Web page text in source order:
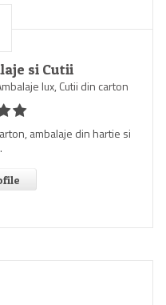
si Cutii
lux, Cutii din carton
ambalaje din hartie si